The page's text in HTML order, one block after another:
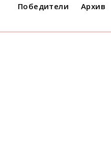
Победители
Архив